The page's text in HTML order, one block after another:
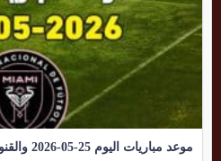
موعد مباريات اليوم 25-05-2026 والقنوات الناقلة